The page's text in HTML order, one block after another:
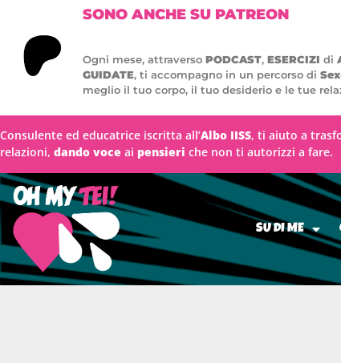
SONO ANCHE SU PATREON
Ogni mese, attraverso PODCAST, ESERCIZI di
GUIDATE, ti accompagno in un percorso di
meglio il tuo corpo, il tuo desiderio e le tue
Consulente ed educatrice iscritta all’Albo IISS, ti aiuto a
relazioni, dando voce ai pensieri che non ti autorizzi a fare.
SU DI ME